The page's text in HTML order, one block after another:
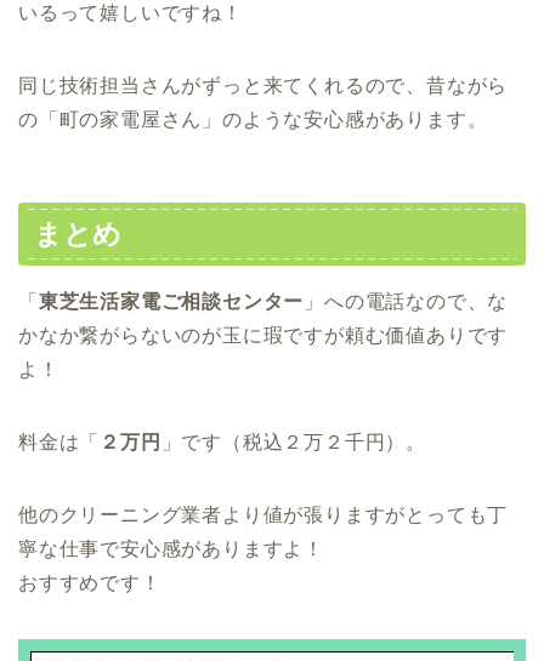
いるって嬉しいですね！
同じ技術担当さんがずっと来てくれるので、昔ながら
の「町の家電屋さん」のような安心感があります。
まとめ
「 東芝生活家電ご相談センター 」への電話なので、な
かなか繋がらないのが玉に瑕ですが頼む価値ありです
よ！
料金は「 ２万円 」です（税込２万２千円）。
他のクリーニング業者より値が張りますがとっても丁
寧な仕事で安心感がありますよ！
おすすめです！